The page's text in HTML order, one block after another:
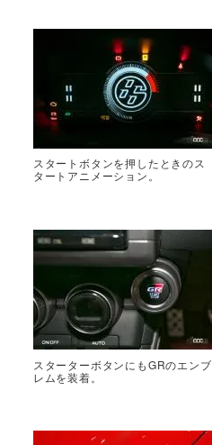
スタートボタンを押したときのス
タートアニメーション。
スターターボタンにもGRのエンブ
レムを装着。